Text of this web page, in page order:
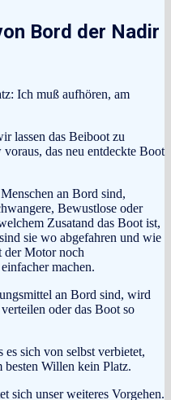
Bord der Nadir
Ich muß aufhören, am
lassen das Beiboot zu
voraus, das neu entdeckte Boot
an Bord sind,
Bewustlose oder
Zusatand das Boot ist,
sie wo abgefahren und wie
der Motor noch
machen.
an Bord sind, wird
oder das Boot so
sich von selbst verbietet,
besten Willen kein Platz.
sich unser weiteres Vorgehen.